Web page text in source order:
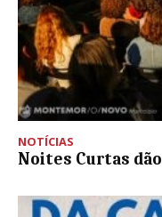
NOTÍCIAS
Noites Curtas